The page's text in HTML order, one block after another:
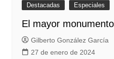
Destacadas Especiales
El mayor
Gilberto González García
27 de enero de 2024